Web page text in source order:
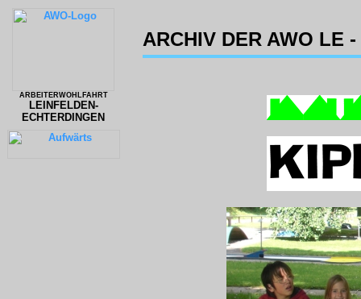
ARCHIV DER AWO LE -
ARBEITERWOHLFAHRT
LEINFELDEN-
ECHTERDINGEN